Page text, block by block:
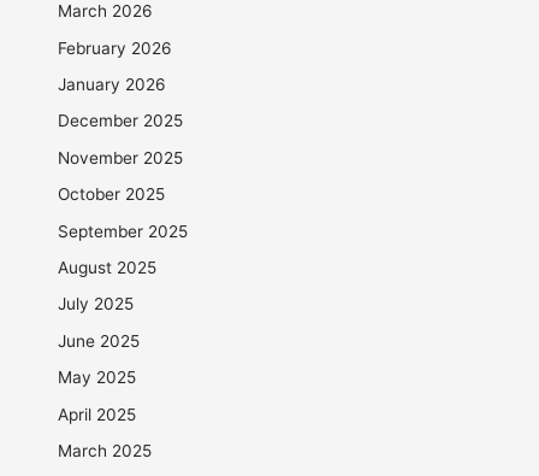
March 2026
February 2026
January 2026
December 2025
November 2025
October 2025
September 2025
August 2025
July 2025
June 2025
May 2025
April 2025
March 2025